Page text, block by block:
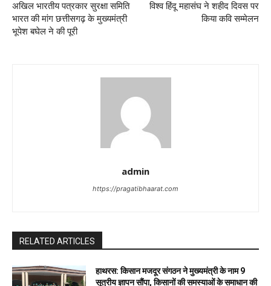
अखिल भारतीय पत्रकार सुरक्षा समिति
भारत की मांग छत्तीसगढ़ के मुख्यमंत्री
भूपेश बघेल ने की पूरी
विश्व हिंदू महासंघ ने शहीद दिवस पर
किया कवि सम्मेलन
admin
https://pragatibhaarat.com
RELATED ARTICLES
हाथरस: किसान मजदूर संगठन ने मुख्यमंत्री के नाम 9
सूत्रीय ज्ञापन सौंपा, किसानों की समस्याओं के समाधान की